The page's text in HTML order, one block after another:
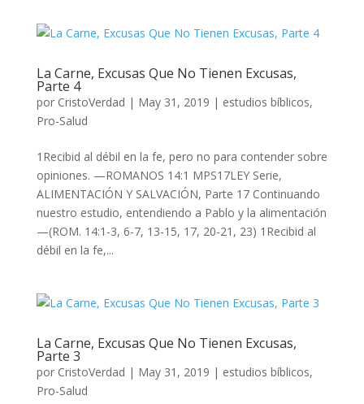
La Carne, Excusas Que No Tienen Excusas,
Parte 4
por CristoVerdad | May 31, 2019 | estudios bíblicos,
Pro-Salud
1Recibid al débil en la fe, pero no para contender sobre
opiniones. —ROMANOS 14:1 MPS17LEY Serie,
ALIMENTACIÓN Y SALVACIÓN, Parte 17 Continuando
nuestro estudio, entendiendo a Pablo y la alimentación
—(ROM. 14:1-3, 6-7, 13-15, 17, 20-21, 23) 1Recibid al
débil en la fe,...
La Carne, Excusas Que No Tienen Excusas,
Parte 3
por CristoVerdad | May 31, 2019 | estudios bíblicos,
Pro-Salud